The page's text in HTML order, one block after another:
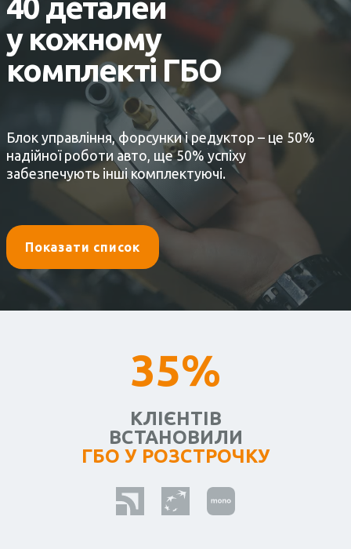
40 деталей
у кожному
комплекті ГБО
Блок управління, форсунки і редуктор – це 50%
надійної роботи авто, ще 50% успіху
забезпечують інші комплектуючі.
Показати список
35%
КЛІЄНТІВ
ВСТАНОВИЛИ
ГБО У РОЗСТРОЧКУ